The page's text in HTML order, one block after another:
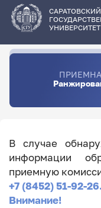
основному
содержанию
САРАТОВСКИЙ
УНИВЕРСИТЕТ
В случае
информации
приемную
+7 (8452) 51-92-
Внимание!